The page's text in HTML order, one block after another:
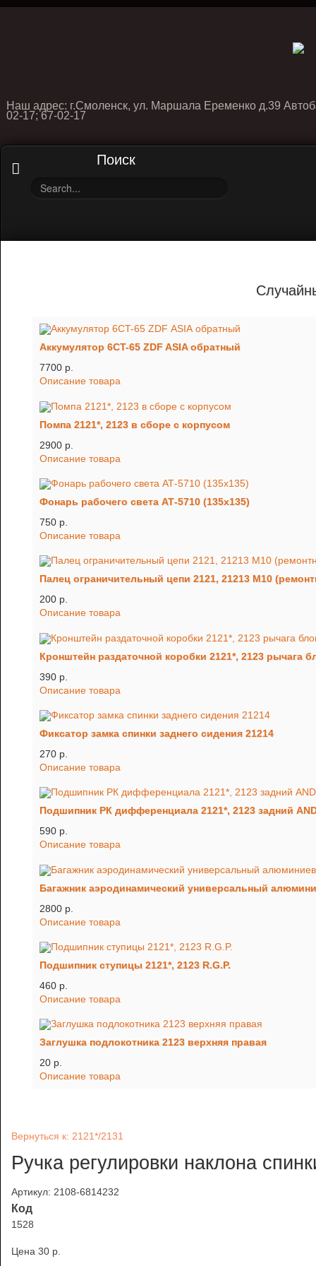
Наш адрес: г.Смоленск, ул. Маршала Еременко д.39
02-17; 67-02-17
Поиск
Аккумулятор 6CT-65 ZDF ASIA обратный
7700 p.
Описание товара
Помпа 2121*, 2123 в сборе с корпусом
2900 p.
Описание товара
Фонарь рабочего света АТ-5710 (135х135)
750 p.
Описание товара
Палец ограничительный цепи 2121, 21213 М10
200 p.
Описание товара
Кронштейн раздаточной коробки 2121*, 2123 рычага
390 p.
Описание товара
Фиксатор замка спинки заднего сидения 21214
270 p.
Описание товара
Подшипник РК дифференциала 2121*, 2123 задний
590 p.
Описание товара
Багажник аэродинамический универсальный
2800 p.
Описание товара
Подшипник ступицы 2121*, 2123 R.G.P.
460 p.
Описание товара
Заглушка подлокотника 2123 верхняя правая
20 p.
Описание товара
Вернуться к: 2121*/2131
Ручка регулировки наклона
Артикул: 2108-6814232
Код
1528
Цена 30 p.